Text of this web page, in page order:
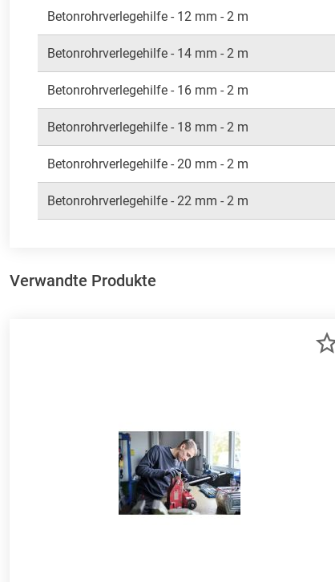
Betonrohrverlegehilfe - 12 mm - 2 m
Betonrohrverlegehilfe - 14 mm - 2 m
Betonrohrverlegehilfe - 16 mm - 2 m
Betonrohrverlegehilfe - 18 mm - 2 m
Betonrohrverlegehilfe - 20 mm - 2 m
Betonrohrverlegehilfe - 22 mm - 2 m
Verwandte Produkte